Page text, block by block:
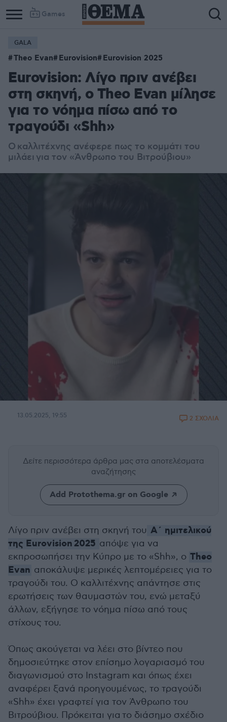
Games
GALA
Theo Evan Eurovision Eurovision 2025
Eurovision: Λίγο πριν ανέβει
στη σκηνή, o Theo Evan μίλησε
για το νόημα πίσω από το
τραγούδι «Shh»
Ο καλλιτέχνης ανέφερε πως το κομμάτι του
μιλάει για τον «Άνθρωπο του Βιτρούβιου»
13.05.2025, 19:55 2 ΣΧΟΛΙΑ
Δείτε περισσότερα άρθρα μας στα αποτελέσματα
αναζήτησης
Add Protothema.gr on Google
Λίγο πριν ανέβει στη σκηνή του Α΄ ημιτελικού
της Εurovision 2025 απόψε για να
εκπροσωπήσει την Κύπρο με το «Shh», ο Theo
Evan αποκάλυψε μερικές λεπτομέρειες για το
τραγούδι του. Ο καλλιτέχνης απάντησε στις
ερωτήσεις των θαυμαστών του, ενώ μεταξύ
άλλων, εξήγησε το νόημα πίσω από τους
στίχους του.
Όπως ακούγεται να λέει στο βίντεο που
δημοσιεύτηκε στον επίσημο λογαριασμό του
διαγωνισμού στο Instagram και όπως έχει
αναφέρει ξανά προηγουμένως, το τραγούδι
«Shh» έχει γραφτεί για τον Άνθρωπο του
Βιτρούβιου. Πρόκειται για το διάσημο σχέδιο